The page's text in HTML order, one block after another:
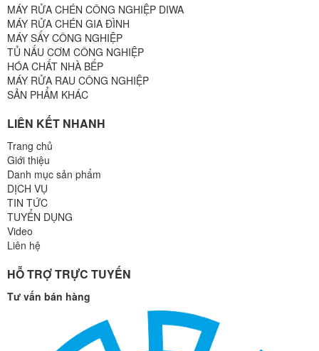
MÁY RỬA CHÉN CÔNG NGHIỆP DIWA
MÁY RỬA CHÉN GIA ĐÌNH
MÁY SẤY CÔNG NGHIỆP
TỦ NẤU CƠM CÔNG NGHIỆP
HÓA CHẤT NHÀ BẾP
MÁY RỬA RAU CÔNG NGHIỆP
SẢN PHẨM KHÁC
LIÊN KẾT NHANH
Trang chủ
Giới thiệu
Danh mục sản phẩm
DỊCH VỤ
TIN TỨC
TUYỂN DỤNG
Video
Liên hệ
HỖ TRỢ TRỰC TUYẾN
Tư vấn bán hàng